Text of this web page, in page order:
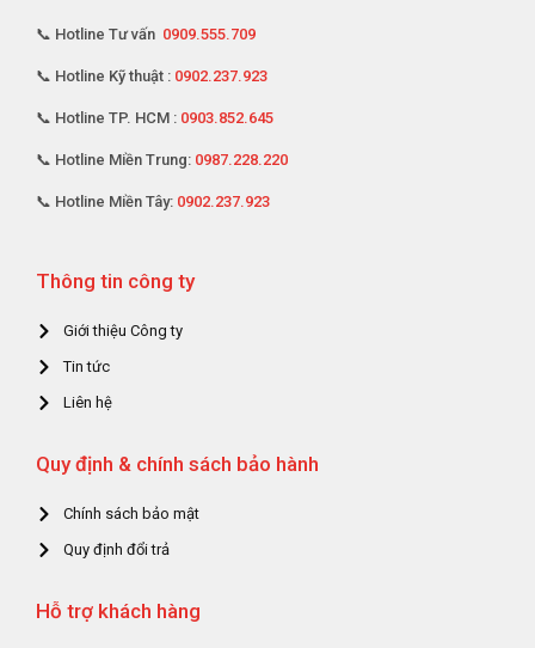
📞 Hotline Tư vấn 0909.555.709
📞 Hotline Kỹ thuật : 0902.237.923
📞 Hotline TP. HCM : 0903.852.645
📞 Hotline Miền Trung: 0987.228.220
📞 Hotline Miền Tây: 0902.237.923
Thông tin công ty
Giới thiệu Công ty
Tin tức
Liên hệ
Quy định & chính sách bảo hành
Chính sách bảo mật
Quy định đổi trả
Hỗ trợ khách hàng